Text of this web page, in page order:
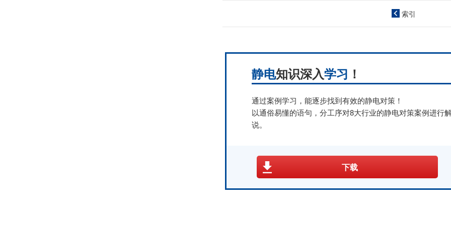
索引
静电知识深入学习 ！
通过案例学习，能逐步找到有效的静电对策！
以通俗易懂的语句，分工序对8大行业的静电对策案例进行
说。
下载